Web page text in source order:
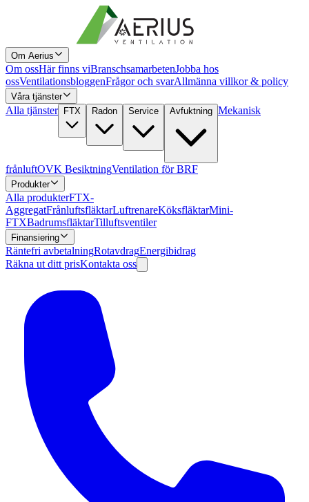
Om Aerius
Om ossHär finns viBranschsamarbetenJobba hos
ossVentilationsbloggenFrågor och svarAllmänna villkor & policy
Våra tjänster
Alla tjänster FTX Radon Service Avfuktning Mekanisk
frånluftOVK BesiktningVentilation för BRF
Produkter
Alla produkterFTX-
AggregatFrånluftsfläktarLuftrenareKöksfläktarMini-
FTXBadrumsfläktarTilluftsventiler
Finansiering
Räntefri avbetalningRotavdragEnergibidrag
Räkna ut ditt prisKontakta oss